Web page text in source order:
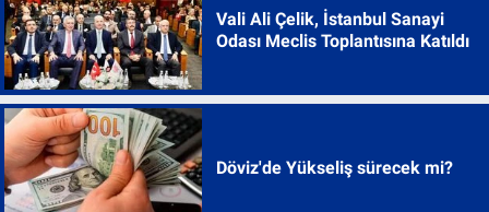
Vali Ali Çelik, İstanbul Sanayi
Odası Meclis Toplantısına Katıldı
Döviz'de Yükseliş sürecek mi?